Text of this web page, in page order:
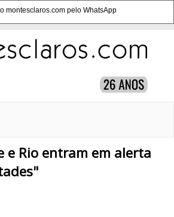
montesclaros.com pelo WhatsApp
e Rio entram em alerta